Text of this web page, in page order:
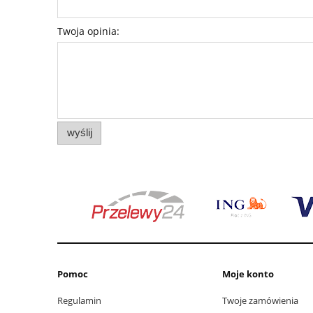
Twoja opinia:
wyślij
Pomoc
Regulamin
Moje konto
Twoje zamówienia